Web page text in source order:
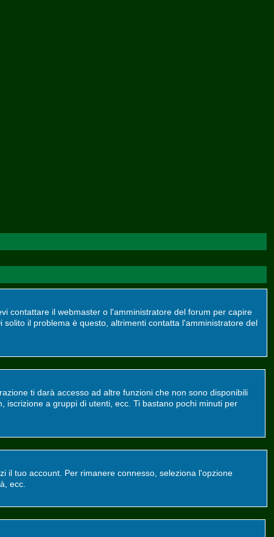
contattare il webmaster o l'amministratore del forum per capire
il problema è questo, altrimenti contatta l'amministratore del
ti darà accesso ad altre funzioni che non sono disponibili
iscrizione a gruppi di utenti, ecc. Ti bastano pochi minuti per
il tuo account. Per rimanere connesso, seleziona l'opzione
ecc.